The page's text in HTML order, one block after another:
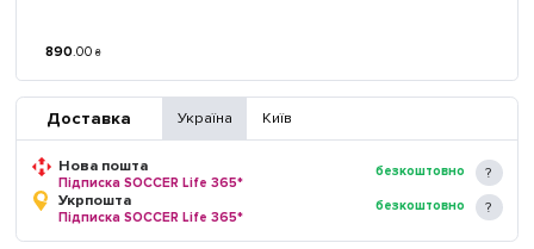
890.00 ₴
Доставка Україна Київ
Нова пошта
Підписка SOCCER Life 365*
безкоштовно
Укрпошта
Підписка SOCCER Life 365*
безкоштовно